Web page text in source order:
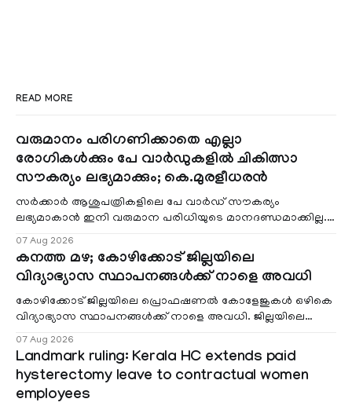
READ MORE
വരുമാനം പരിഗണിക്കാതെ എല്ലാ
രോഗികൾക്കും പേ വാർഡുകളിൽ ചികിത്സാ
സൗകര്യം ലഭ്യമാക്കും; കെ.മുരളീധരൻ
സർക്കാർ ആശുപത്രികളിലെ പേ വാർഡ് സൗകര്യം
ലഭ്യമാകാൻ ഇനി വരുമാന പരിധിയുടെ മാനദണ്ഡമാക്കില്ല.
07 Aug 2026
കനത്ത മഴ; കോഴിക്കോട് ജില്ലയിലെ
വിദ്യാഭ്യാസ സ്ഥാപനങ്ങൾക്ക് നാളെ അവധി
കോഴിക്കോട് ജില്ലയിലെ പ്രൊഫഷണൽ കോളേജുകൾ ഒഴികെ
വിദ്യാഭ്യാസ സ്ഥാപനങ്ങൾക്ക് നാളെ അവധി. ജില്ലയിലെ
07 Aug 2026
Landmark ruling: Kerala HC extends paid
hysterectomy leave to contractual women
employees